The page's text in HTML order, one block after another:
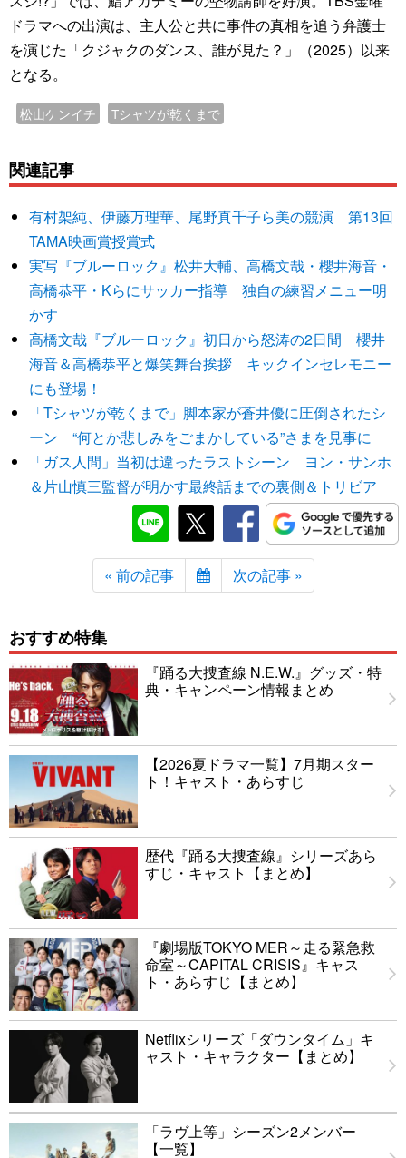
ドラマへの出演は、主人公と共に事件の真相を追う弁護士
を演じた「クジャクのダンス、誰が見た？」（2025）以来
となる。
松山ケンイチ Tシャツが乾くまで
関連記事
有村架純、伊藤万理華、尾野真千子ら美の競演 第13回
TAMA映画賞授賞式
実写『ブルーロック』松井大輔、高橋文哉・櫻井海音・
高橋恭平・Kらにサッカー指導 独自の練習メニュー明
かす
高橋文哉『ブルーロック』初日から怒涛の2日間 櫻井
海音＆高橋恭平と爆笑舞台挨拶 キックインセレモニー
にも登場！
「Tシャツが乾くまで」脚本家が蒼井優に圧倒されたシ
ーン “何とか悲しみをごまかしている”さまを見事に
「ガス人間」当初は違ったラストシーン ヨン・サンホ
＆片山慎三監督が明かす最終話までの裏側＆トリビア
« 前の記事 次の記事 »
おすすめ特集
『踊る大捜査線 N.E.W.』グッズ・特
典・キャンペーン情報まとめ
【2026夏ドラマ一覧】7月期スター
ト！キャスト・あらすじ
歴代『踊る大捜査線』シリーズあら
すじ・キャスト【まとめ】
『劇場版TOKYO MER～走る緊急救
命室～CAPITAL CRISIS』キャス
ト・あらすじ【まとめ】
Netflixシリーズ「ダウンタイム」キ
ャスト・キャラクター【まとめ】
「ラヴ上等」シーズン2メンバー
【一覧】